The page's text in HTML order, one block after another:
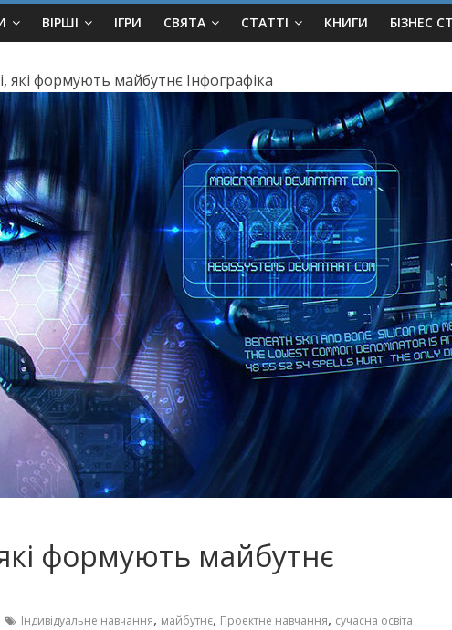
ВІРШІ ІГРИ СВЯТА СТАТТІ КНИГИ БІЗНЕС
які формують майбутнє Інфографіка
які формують майбутнє
Індивідуальне навчання, майбутнє, Проектне навчання, сучасна освіта